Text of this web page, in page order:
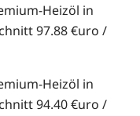
Heizöl in
97.88 €uro /
Heizöl in
94.40 €uro /